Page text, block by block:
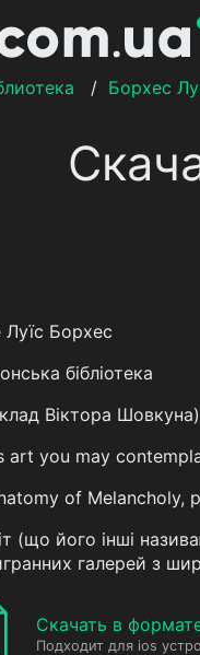
/ Борхес
Борхес
бібліотека
Віктора Шовкуна)
art you may
of Melancholy,
(що його інші
галерей з
Скачать в
Подходит для ios